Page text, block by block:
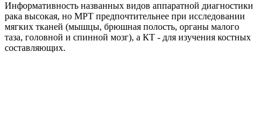
Информативность названных видов аппаратной диагностики
рака высокая, но МРТ предпочтительнее при исследовании
мягких тканей (мышцы, брюшная полость, органы малого
таза, головной и спинной мозг), а КТ - для изучения костных
составляющих.